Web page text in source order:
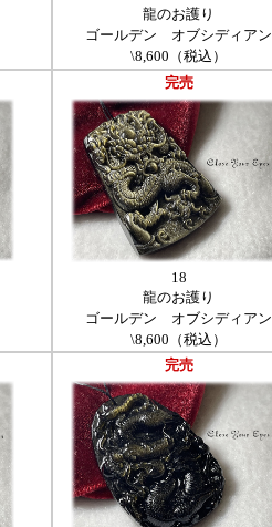
龍のお護り
ゴールデン オブシディアン
\8,600（税込）
完売
18
龍のお護り
ゴールデン オブシディアン
\8,600（税込）
完売